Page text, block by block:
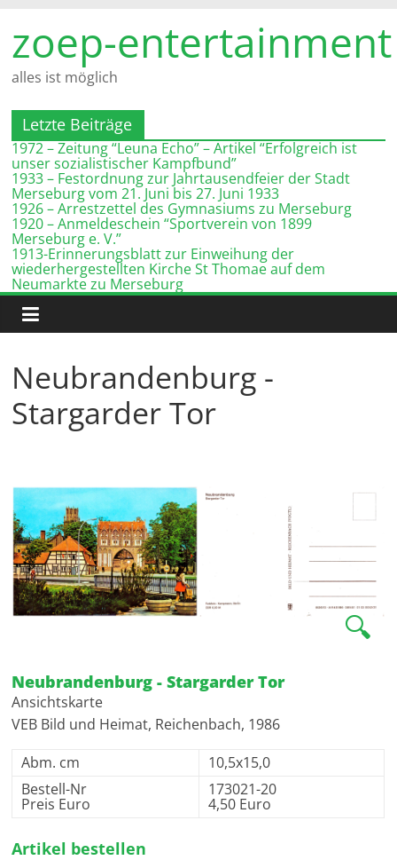
Inhalt
springen
zoep-entertainment
alles ist möglich
Letzte Beiträge
1972 – Zeitung “Leuna Echo” – Artikel “Erfolgreich ist
unser sozialistischer Kampfbund”
1933 – Festordnung zur Jahrtausendfeier der Stadt
Merseburg vom 21. Juni bis 27. Juni 1933
1926 – Arrestzettel des Gymnasiums zu Merseburg
1920 – Anmeldeschein “Sportverein von 1899
Merseburg e. V.”
1913-Erinnerungsblatt zur Einweihung der
wiederhergestellten Kirche St Thomae auf dem
Neumarkte zu Merseburg
Neubrandenburg -
Stargarder Tor
🔍
Neubrandenburg - Stargarder Tor
Ansichtskarte
VEB Bild und Heimat, Reichenbach, 1986
Abm. cm
10,5x15,0
Bestell-Nr
Preis Euro
173021-20
4,50 Euro
Artikel bestellen